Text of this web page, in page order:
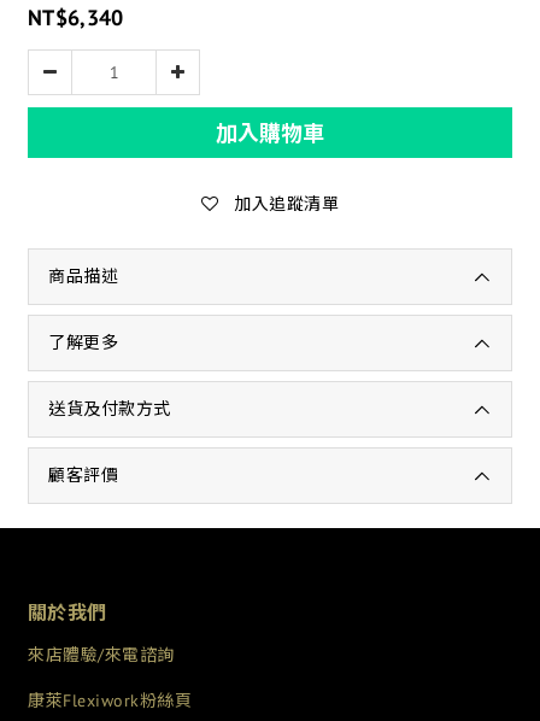
NT$6,340
加入購物車
加入追蹤清單
商品描述
了解更多
送貨及付款方式
顧客評價
關於我們
來店體驗/來電諮詢
康萊Flexiwork粉絲頁